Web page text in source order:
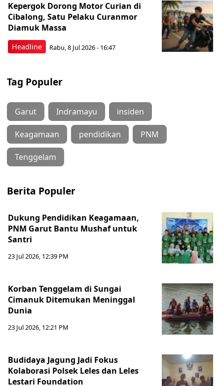
Headline
Kepergok Dorong Motor Curian di
Cibalong, Satu Pelaku Curanmor
Diamuk Massa
Rabu, 8 Jul 2026 - 16:47
Tag Populer
Garut Indramayu insiden
Keagamaan pendidikan PNM
Tenggelam
Berita Populer
Dukung Pendidikan Keagamaan,
PNM Garut Bantu Mushaf untuk
Santri
23 Jul 2026, 12:39 PM
Korban Tenggelam di Sungai
Cimanuk Ditemukan Meninggal
Dunia
23 Jul 2026, 12:21 PM
Budidaya Jagung Jadi Fokus
Kolaborasi Polsek Leles dan Leles
Lestari Foundation